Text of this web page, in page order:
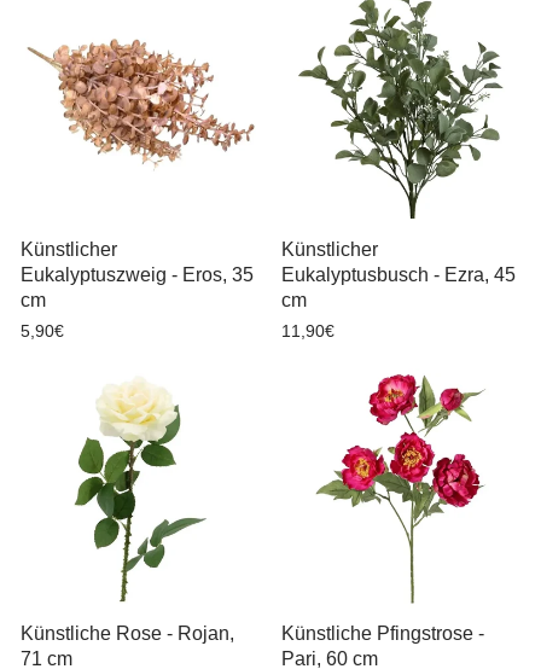
Künstlicher
Eukalyptuszweig - Eros, 35
cm
5,90€
Künstlicher
Eukalyptusbusch - Ezra, 45
cm
11,90€
Künstliche Rose - Rojan,
71 cm
Künstliche Pfingstrose -
Pari, 60 cm